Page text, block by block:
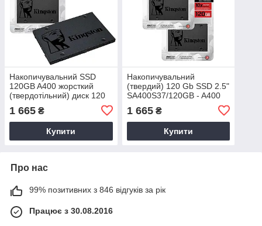
Накопичувальний SSD
120GB A400 жорсткий
(твердотільний) диск 120
SA400S37/120GB 2.5"
1 665 ₴
Купити
Накопичувальний
(твердий) 120 Gb SSD 2.5"
SA400S37/120GB - A400
твердотільний диск 120 ГБ
1 665₴
Купити
Про нас
99% позитивних з 846 відгуків за рік
Працює з 30.08.2016